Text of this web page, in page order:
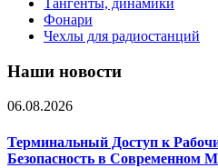
Тангенты, динамики
Фонари
Чехлы для радиостанций
Наши новости
06.08.2026
Терминальный Доступ к
Безопасность в Современном